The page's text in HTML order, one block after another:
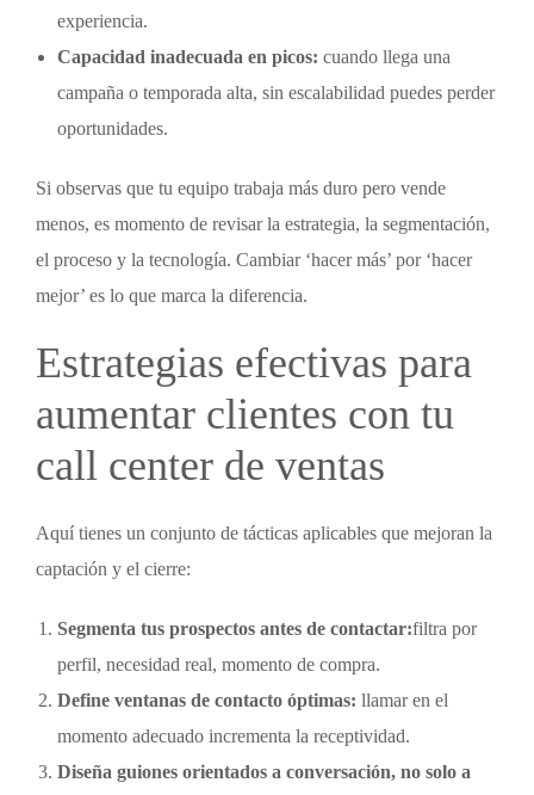
experiencia.
Capacidad inadecuada en picos: cuando llega una
campaña o temporada alta, sin escalabilidad puedes perder
oportunidades.
Si observas que tu equipo trabaja más duro pero vende
menos, es momento de revisar la estrategia, la segmentación,
el proceso y la tecnología. Cambiar ‘hacer más’ por ‘hacer
mejor’ es lo que marca la diferencia.
Estrategias efectivas para
aumentar clientes con tu
call center de ventas
Aquí tienes un conjunto de tácticas aplicables que mejoran la
captación y el cierre:
Segmenta tus prospectos antes de contactar:filtra por
perfil, necesidad real, momento de compra.
Define ventanas de contacto óptimas: llamar en el
momento adecuado incrementa la receptividad.
Diseña guiones orientados a conversación, no solo a